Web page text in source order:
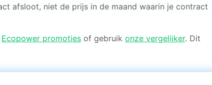
afsloot, niet de prijs in de maand waarin je contract
Ecopower promoties of gebruik onze vergelijker. Dit